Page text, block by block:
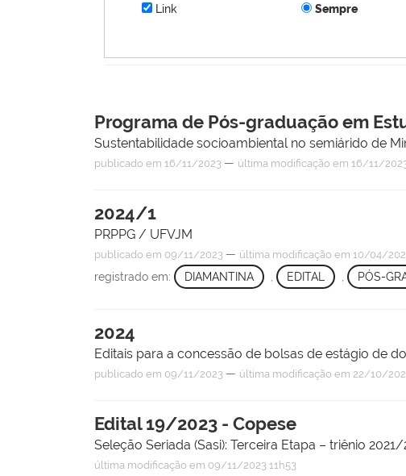
Link
Sempre
Programa de Pós-graduação em
Sustentabilidade socioambiental no semiárido de
publicado em 16/11/2023 — última modificação em 16/11/
2024/1
PRPPG / UFVJM
publicado em 09/11/2023 — última modificação em 10/04/
registrado em: DIAMANTINA EDITAL PÓS-
2024
Editais para a concessão de bolsas de estágio de
publicado em 09/11/2023 — última modificação em 22/10/
Edital 19/2023 - Copese
Seleção Seriada (Sasi): Terceira Etapa – triênio
última modificação em 09/11/2023 11h53